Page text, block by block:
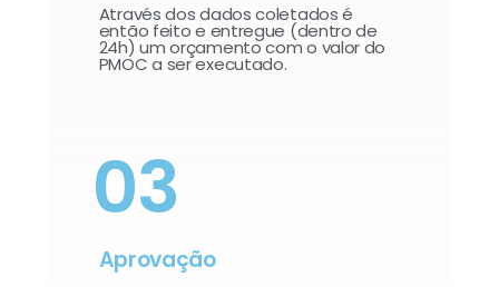
Através dos dados coletados é
então feito e entregue (dentro de
24h) um orçamento com o valor do
PMOC a ser executado.
03
Aprovação